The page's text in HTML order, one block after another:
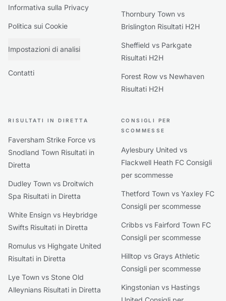
Informativa sulla Privacy
Politica sui Cookie
Impostazioni di analisi
Contatti
Thornbury Town vs
Brislington Risultati H2H
Sheffield vs Parkgate
Risultati H2H
Forest Row vs Newhaven
Risultati H2H
RISULTATI IN DIRETTA
Faversham Strike Force vs
Snodland Town Risultati in
Diretta
Dudley Town vs Droitwich
Spa Risultati in Diretta
White Ensign vs Heybridge
Swifts Risultati in Diretta
Romulus vs Highgate United
Risultati in Diretta
Lye Town vs Stone Old
Alleynians Risultati in Diretta
CONSIGLI PER
SCOMMESSE
Aylesbury United vs
Flackwell Heath FC Consigli
per scommesse
Thetford Town vs Yaxley FC
Consigli per scommesse
Cribbs vs Fairford Town FC
Consigli per scommesse
Hilltop vs Grays Athletic
Consigli per scommesse
Kingstonian vs Hastings